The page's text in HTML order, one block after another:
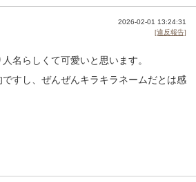
2026-02-01 13:24:31
[違反報告]
名らしくて可愛いと思います。
すし、ぜんぜんキラキラネームだとは感